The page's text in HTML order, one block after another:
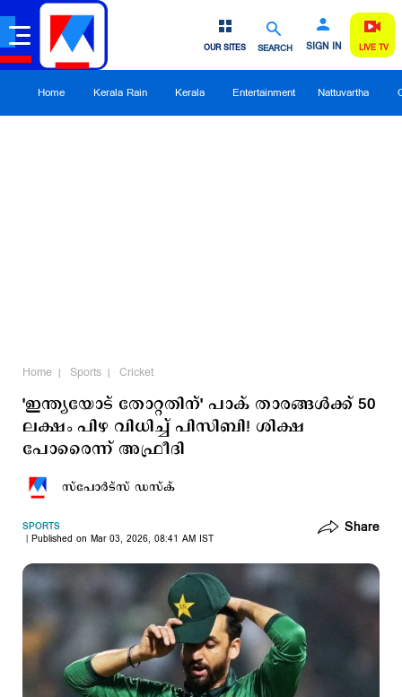
SEARCH SIGN IN
OUR SITES LIVE TV
Home Kerala Rain Kerala Entertainment Nattuvartha
Home Sports Cricket
'ഇന്ത്യയോട് തോറ്റതിന്' പാക് താരങ്ങള്‍ക്ക് 50
ലക്ഷം പിഴ വിധിച്ച് പിസിബി! ശിക്ഷ
പോരെെന്ന് അഫ്രീദി
സ്പോര്‍ട്സ് ഡസ്ക്
SPORTS
Published on Mar 03, 2026, 08:41 AM IST
Share